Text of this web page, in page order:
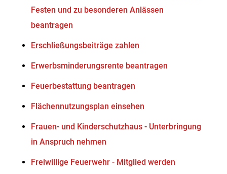
Festen und zu besonderen Anlässen
beantragen
Erschließungsbeiträge zahlen
Erwerbsminderungsrente beantragen
Feuerbestattung beantragen
Flächennutzungsplan einsehen
Frauen- und Kinderschutzhaus - Unterbringung
in Anspruch nehmen
Freiwillige Feuerwehr - Mitglied werden